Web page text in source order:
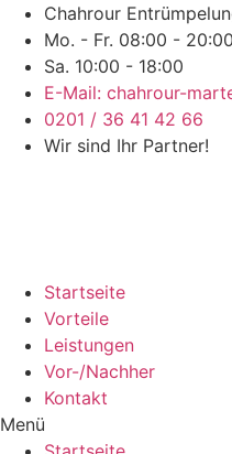
Chahrour
Mo. - Fr. 08:00 - 20:00
Sa. 10:00 - 18:00
E-Mail: chahrour-
0201 / 36 41 42 66
Wir sind Ihr Partner!
Startseite
Vorteile
Leistungen
Vor-/Nachher
Kontakt
Menü